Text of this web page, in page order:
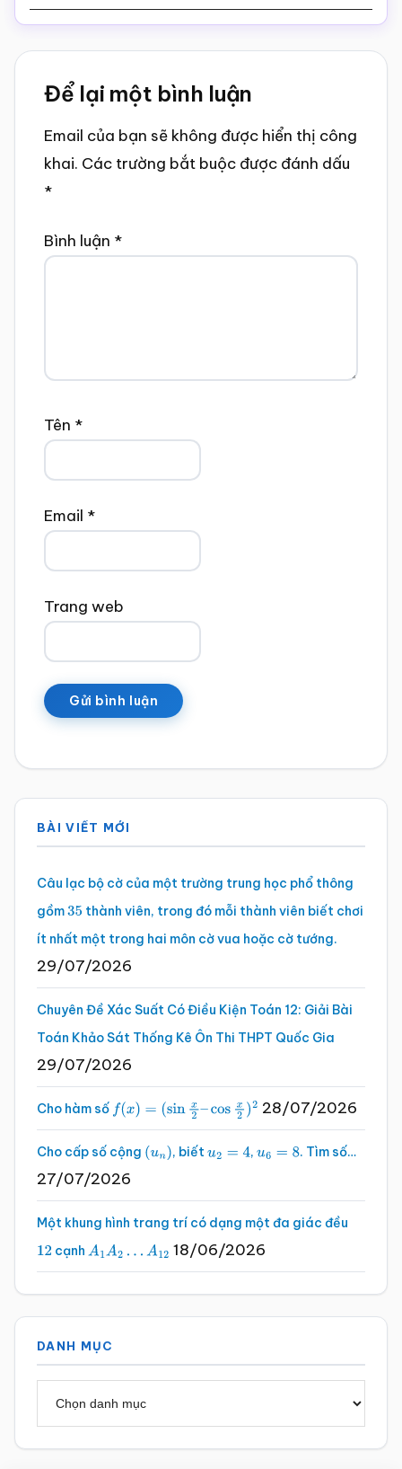
Reader
Interactions
Để lại một bình luận
Email của bạn sẽ không được hiển thị công
khai. Các trường bắt buộc được đánh dấu
*
Bình luận *
Tên *
Email *
Trang web
Sidebar
chính
BÀI VIẾT MỚI
Câu lạc bộ cờ của một trường trung học phổ thông
gồm35 thành viên, trong đó mỗi thành viên biết chơi
ít nhất một trong hai môn cờ vua hoặc cờ tướng.
29/07/2026
Chuyên Đề Xác Suất Có Điều Kiện Toán 12: Giải Bài
Toán Khảo Sát Thống Kê Ôn Thi THPT Quốc Gia
29/07/2026
Cho hàm số f(x)=(sinx2 –cosx2 )2 28/07/2026
Cho cấp số cộng (un), biếtu2 =4 , u6 =8 . Tìm số…
27/07/2026
Một khung hình trang trí có dạng một đa giác đều
12 cạnh A1A2…A 12 18/06/2026
DANH MỤC